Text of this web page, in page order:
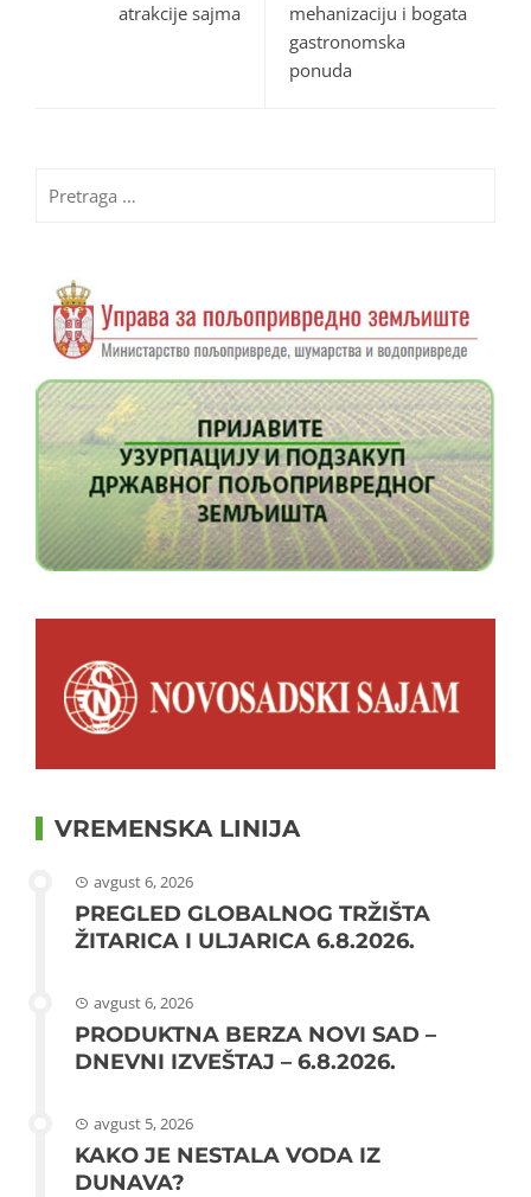
atrakcije sajma
mehanizaciju i bogata
gastronomska
ponuda
za:
VREMENSKA LINIJA
avgust 6, 2026
PREGLED GLOBALNOG TRŽIŠTA
ŽITARICA I ULJARICA 6.8.2026.
avgust 6, 2026
PRODUKTNA BERZA NOVI SAD –
DNEVNI IZVEŠTAJ – 6.8.2026.
avgust 5, 2026
KAKO JE NESTALA VODA IZ
DUNAVA?